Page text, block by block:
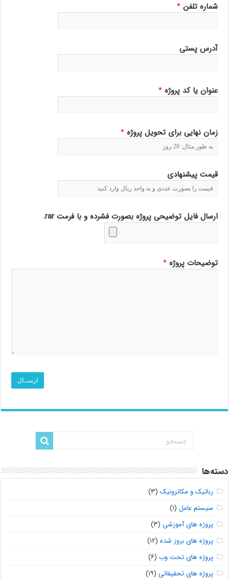
* شماره تلفن
آدرس پستی
عنوان یا کد پروژه *
زمان نهایی برای تحویل پروژه *
قیمت پیشنهادی
.rar ارسال فایل توضیحی پروژه بصورت فشرده و با فرمت
توضیحات پروژه *
دسته‌ها
رباتیک و مکاترونیک (۳)
سیستم عامل (۱)
پروژه های آموزشی (۳)
پروژه های بروز شده (۱۲)
پروژه های تحت وب (۶)
پروژه های تحقیقاتی (۱۹)